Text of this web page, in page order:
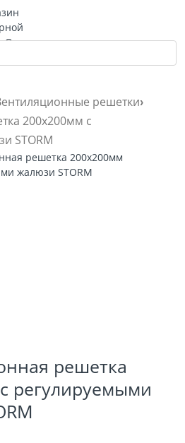
решетки
200х200мм с
STORМ
решетка
регулируемыми